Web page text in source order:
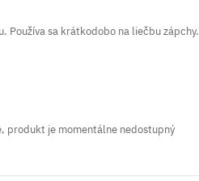
Používa sa krátkodobo na liečbu zápchy.
produkt je momentálne nedostupný